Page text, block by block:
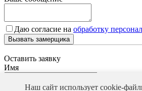
Даю согласие на обработку
Вызвать замерщика
Оставить заявку
Имя
Телефон*
Наш сайт использует cookie-